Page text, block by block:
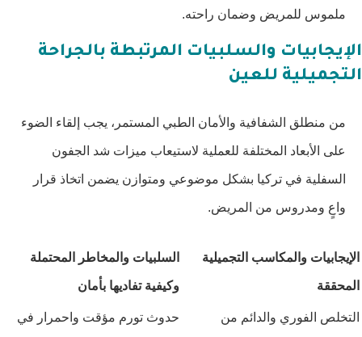
ملموس للمريض وضمان راحته.
الإيجابيات والسلبيات المرتبطة بالجراحة
التجميلية للعين
من منطلق الشفافية والأمان الطبي المستمر، يجب إلقاء الضوء
على الأبعاد المختلفة للعملية لاستيعاب ميزات شد الجفون
السفلية في تركيا بشكل موضوعي ومتوازن يضمن اتخاذ قرار
واعٍ ومدروس من المريض.
الإيجابيات والمكاسب التجميلية
المحققة
السلبيات والمخاطر المحتملة
وكيفية تفاديها بأمان
التخلص الفوري والدائم من حدوث تورم مؤقت واحمرار في